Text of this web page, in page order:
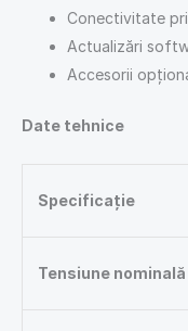
Conectivitate
Actualizări
Accesorii
Date tehnice
Specificație
Tensiune